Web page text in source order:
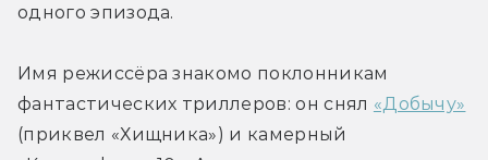
одного эпизода.
Имя режиссёра знакомо поклонникам
фантастических триллеров: он снял «Добычу»
(приквел «Хищника») и камерный